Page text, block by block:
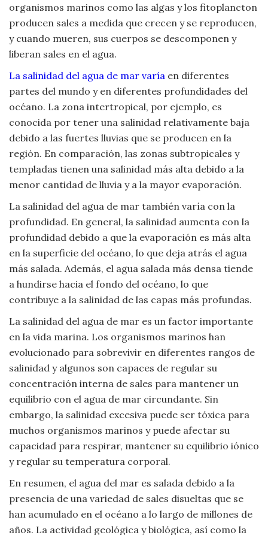
organismos marinos como las algas y los fitoplancton
producen sales a medida que crecen y se reproducen,
y cuando mueren, sus cuerpos se descomponen y
liberan sales en el agua.
La salinidad del agua de mar varía en diferentes
partes del mundo y en diferentes profundidades del
océano. La zona intertropical, por ejemplo, es
conocida por tener una salinidad relativamente baja
debido a las fuertes lluvias que se producen en la
región. En comparación, las zonas subtropicales y
templadas tienen una salinidad más alta debido a la
menor cantidad de lluvia y a la mayor evaporación.
La salinidad del agua de mar también varía con la
profundidad. En general, la salinidad aumenta con la
profundidad debido a que la evaporación es más alta
en la superficie del océano, lo que deja atrás el agua
más salada. Además, el agua salada más densa tiende
a hundirse hacia el fondo del océano, lo que
contribuye a la salinidad de las capas más profundas.
La salinidad del agua de mar es un factor importante
en la vida marina. Los organismos marinos han
evolucionado para sobrevivir en diferentes rangos de
salinidad y algunos son capaces de regular su
concentración interna de sales para mantener un
equilibrio con el agua de mar circundante. Sin
embargo, la salinidad excesiva puede ser tóxica para
muchos organismos marinos y puede afectar su
capacidad para respirar, mantener su equilibrio iónico
y regular su temperatura corporal.
En resumen, el agua del mar es salada debido a la
presencia de una variedad de sales disueltas que se
han acumulado en el océano a lo largo de millones de
años. La actividad geológica y biológica, así como la